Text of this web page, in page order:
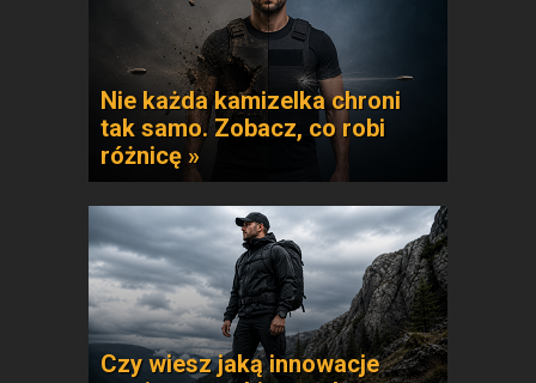
Nie każda kamizelka chroni
tak samo. Zobacz, co robi
różnicę »
Czy wiesz jaką innowacje